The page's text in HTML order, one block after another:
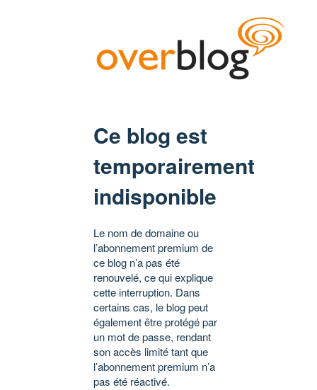
Ce blog est
temporairement
indisponible
Le nom de domaine ou
l’abonnement premium de
ce blog n’a pas été
renouvelé, ce qui explique
cette interruption. Dans
certains cas, le blog peut
également être protégé par
un mot de passe, rendant
son accès limité tant que
l’abonnement premium n’a
pas été réactivé.